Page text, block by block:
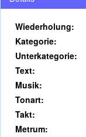
Wiederholung:
Kategorie:
Unterkategorie:
Text:
Musik:
Tonart:
Takt:
Metrum: